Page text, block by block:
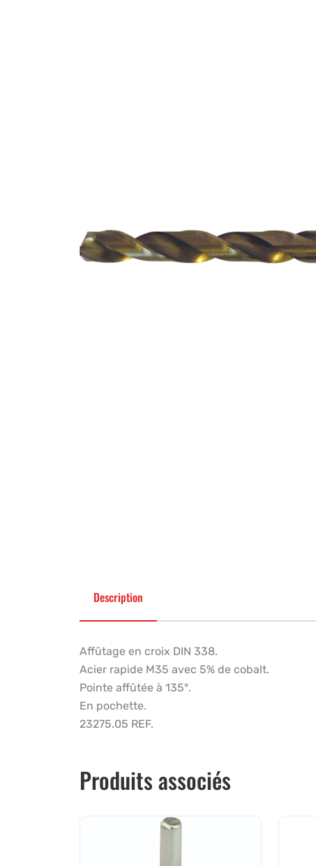
Description
Affûtage en croix DIN 338.
Acier rapide M35 avec 5% de cobalt.
Pointe affûtée à 135°.
En pochette.
23275.05 REF.
Produits associés